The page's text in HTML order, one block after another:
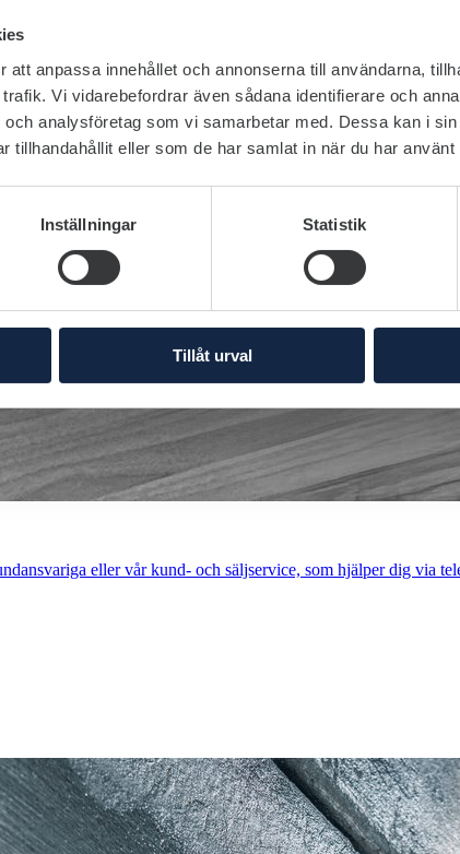
att anpassa innehållet och annonserna till användarna,
Vi vidarebefordrar även sådana identifierare och
analysföretag som vi samarbetar med. Dessa kan i
tillhandahållit eller som de har samlat in när du har använt
Inställningar Statistik
Tillåt urval
eller vår kund- och säljservice, som hjälper dig via